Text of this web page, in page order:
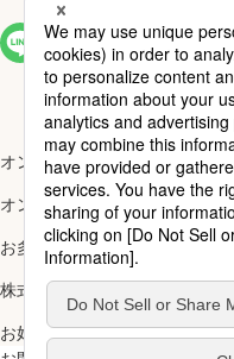
オンラインショップ楽天市場店
オンラインショップYahoo!店
お多福醸造株式会社
株式会社ナカガワ
お好み焼アカデミー